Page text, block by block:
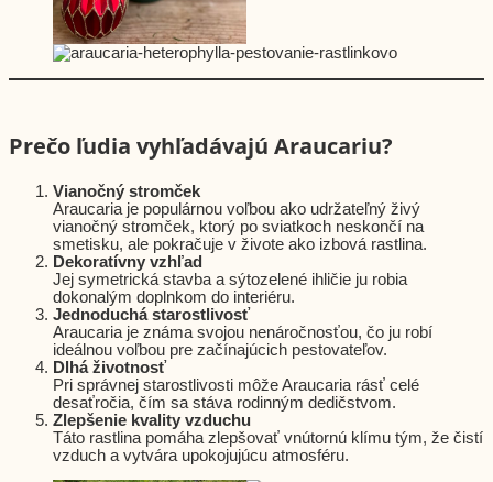
Prečo ľudia vyhľadávajú Araucariu?
Vianočný stromček
Araucaria je populárnou voľbou ako udržateľný živý
vianočný stromček, ktorý po sviatkoch neskončí na
smetisku, ale pokračuje v živote ako izbová rastlina.
Dekoratívny vzhľad
Jej symetrická stavba a sýtozelené ihličie ju robia
dokonalým doplnkom do interiéru.
Jednoduchá starostlivosť
Araucaria je známa svojou nenáročnosťou, čo ju robí
ideálnou voľbou pre začínajúcich pestovateľov.
Dlhá životnosť
Pri správnej starostlivosti môže Araucaria rásť celé
desaťročia, čím sa stáva rodinným dedičstvom.
Zlepšenie kvality vzduchu
Táto rastlina pomáha zlepšovať vnútornú klímu tým, že čistí
vzduch a vytvára upokojujúcu atmosféru.